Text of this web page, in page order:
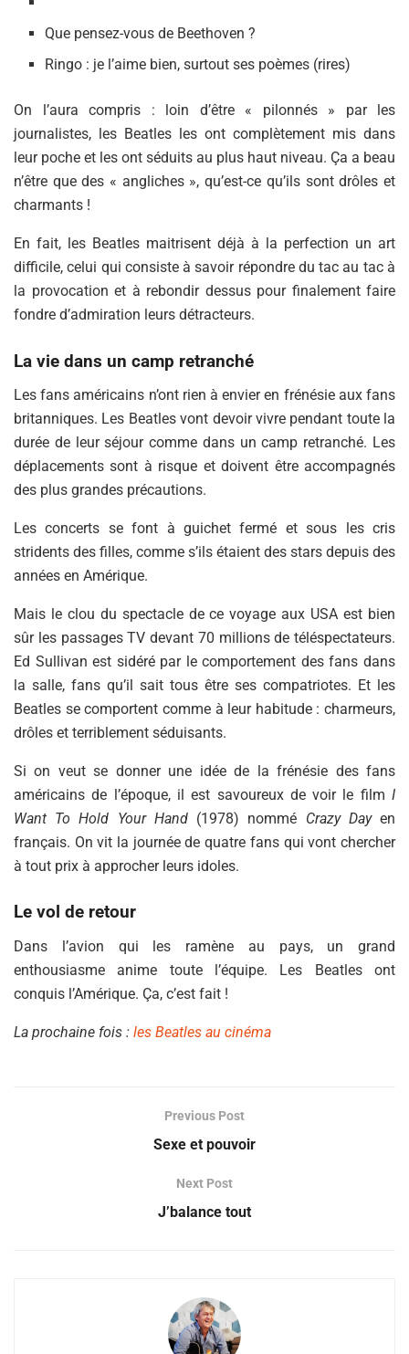
Que pensez-vous de Beethoven ?
Ringo : je l’aime bien, surtout ses poèmes (rires)
On l’aura compris : loin d’être « pilonnés » par les
journalistes, les Beatles les ont complètement mis dans
leur poche et les ont séduits au plus haut niveau. Ça a beau
n’être que des « angliches », qu’est-ce qu’ils sont drôles et
charmants !
En fait, les Beatles maitrisent déjà à la perfection un art
difficile, celui qui consiste à savoir répondre du tac au tac à
la provocation et à rebondir dessus pour finalement faire
fondre d’admiration leurs détracteurs.
La vie dans un camp retranché
Les fans américains n’ont rien à envier en frénésie aux fans
britanniques. Les Beatles vont devoir vivre pendant toute la
durée de leur séjour comme dans un camp retranché. Les
déplacements sont à risque et doivent être accompagnés
des plus grandes précautions.
Les concerts se font à guichet fermé et sous les cris
stridents des filles, comme s’ils étaient des stars depuis des
années en Amérique.
Mais le clou du spectacle de ce voyage aux USA est bien
sûr les passages TV devant 70 millions de téléspectateurs.
Ed Sullivan est sidéré par le comportement des fans dans
la salle, fans qu’il sait tous être ses compatriotes. Et les
Beatles se comportent comme à leur habitude : charmeurs,
drôles et terriblement séduisants.
Si on veut se donner une idée de la frénésie des fans
américains de l’époque, il est savoureux de voir le film I
Want To Hold Your Hand(1978) nommé Crazy Dayen
français. On vit la journée de quatre fans qui vont chercher
à tout prix à approcher leurs idoles.
Le vol de retour
Dans l’avion qui les ramène au pays, un grand
enthousiasme anime toute l’équipe. Les Beatles ont
conquis l’Amérique. Ça, c’est fait !
La prochaine fois : les Beatles au cinéma
Previous Post
Sexe et pouvoir
Next Post
J’balance tout